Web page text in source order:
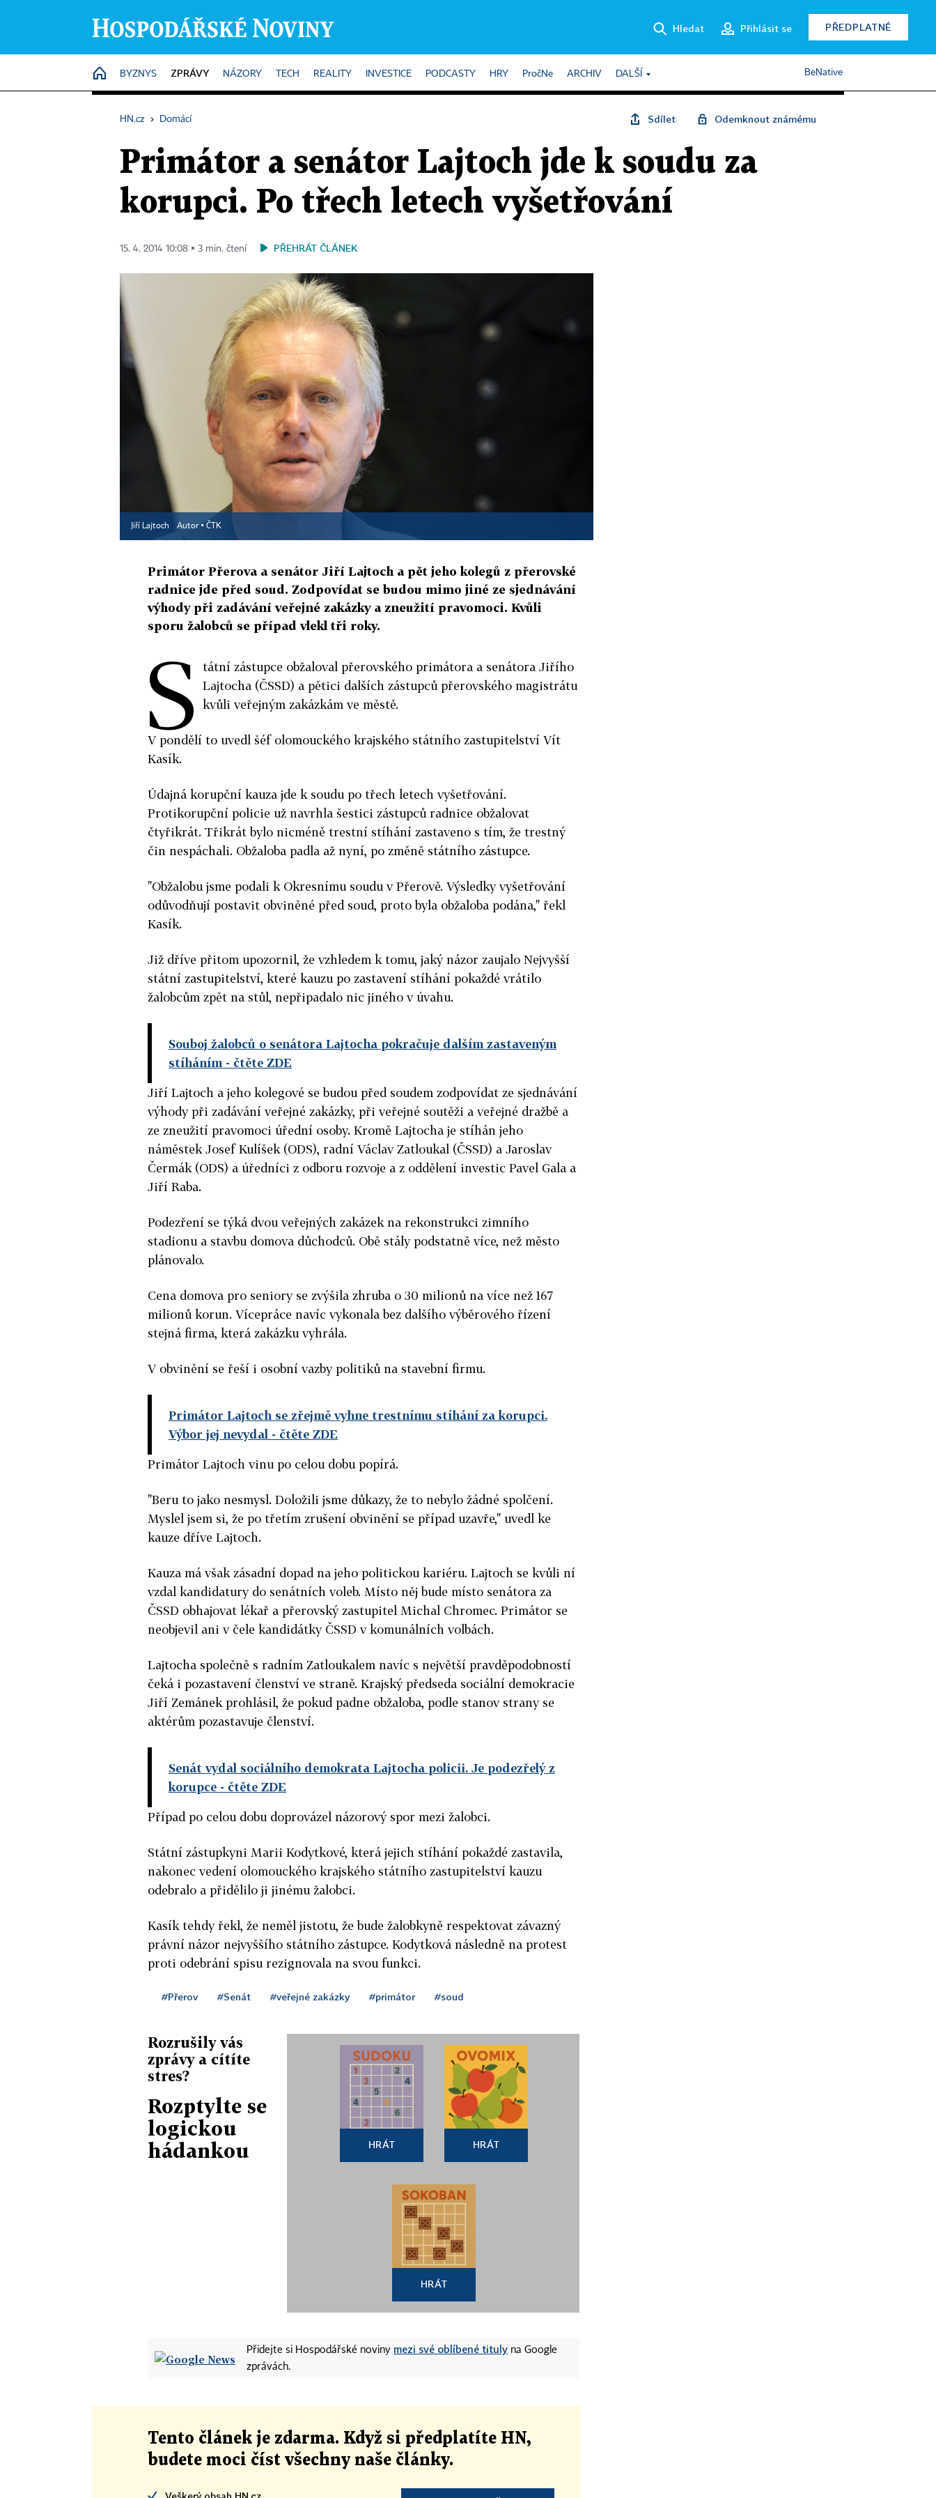
Hledat Přihlásit se PŘEDPLATNÉ
HOME
BYZNYS ZPRÁVY NÁZORY TECH REALITY INVESTICE PODCASTY HRY PročNe ARCHIV DALŠÍ BeNative
HN.cz › Domácí Sdílet Odemknout známému
Primátor a senátor Lajtoch jde k soudu za
korupci. Po třech letech vyšetřování
15. 4. 2014 10:08 ▪ 3 min. čtení PŘEHRÁT ČLÁNEK
Jiří Lajtoch Autor ▪ ČTK
Primátor Přerova a senátor Jiří Lajtoch a pět jeho kolegů z přerovské
radnice jde před soud. Zodpovídat se budou mimo jiné ze sjednávání
výhody při zadávání veřejné zakázky a zneužití pravomoci. Kvůli
sporu žalobců se případ vlekl tři roky.
S
tátní zástupce obžaloval přerovského primátora a senátora Jiřího
Lajtocha (ČSSD) a pětici dalších zástupců přerovského magistrátu
kvůli veřejným zakázkám ve městě.
V pondělí to uvedl šéf olomouckého krajského státního zastupitelství Vít
Kasík.
Údajná korupční kauza jde k soudu po třech letech vyšetřování.
Protikorupční policie už navrhla šestici zástupců radnice obžalovat
čtyřikrát. Třikrát bylo nicméně trestní stíhání zastaveno s tím, že trestný
čin nespáchali. Obžaloba padla až nyní, po změně státního zástupce.
"Obžalobu jsme podali k Okresnímu soudu v Přerově. Výsledky vyšetřování
odůvodňují postavit obviněné před soud, proto byla obžaloba podána," řekl
Kasík.
Již dříve přitom upozornil, že vzhledem k tomu, jaký názor zaujalo Nejvyšší
státní zastupitelství, které kauzu po zastavení stíhání pokaždé vrátilo
žalobcům zpět na stůl, nepřipadalo nic jiného v úvahu.
Souboj žalobců o senátora Lajtocha pokračuje dalším zastaveným
stíháním - čtěte ZDE
Jiří Lajtoch a jeho kolegové se budou před soudem zodpovídat ze sjednávání
výhody při zadávání veřejné zakázky, při veřejné soutěži a veřejné dražbě a
ze zneužití pravomoci úřední osoby. Kromě Lajtocha je stíhán jeho
náměstek Josef Kulíšek (ODS), radní Václav Zatloukal (ČSSD) a Jaroslav
Čermák (ODS) a úředníci z odboru rozvoje a z oddělení investic Pavel Gala a
Jiří Raba.
Podezření se týká dvou veřejných zakázek na rekonstrukci zimního
stadionu a stavbu domova důchodců. Obě stály podstatně více, než město
plánovalo.
Cena domova pro seniory se zvýšila zhruba o 30 milionů na více než 167
milionů korun. Vícepráce navíc vykonala bez dalšího výběrového řízení
stejná firma, která zakázku vyhrála.
V obvinění se řeší i osobní vazby politiků na stavební firmu.
Primátor Lajtoch se zřejmě vyhne trestnímu stíhání za korupci.
Výbor jej nevydal - čtěte ZDE
Primátor Lajtoch vinu po celou dobu popírá.
"Beru to jako nesmysl. Doložili jsme důkazy, že to nebylo žádné spolčení.
Myslel jsem si, že po třetím zrušení obvinění se případ uzavře," uvedl ke
kauze dříve Lajtoch.
Kauza má však zásadní dopad na jeho politickou kariéru. Lajtoch se kvůli ní
vzdal kandidatury do senátních voleb. Místo něj bude místo senátora za
ČSSD obhajovat lékař a přerovský zastupitel Michal Chromec. Primátor se
neobjevil ani v čele kandidátky ČSSD v komunálních volbách.
Lajtocha společně s radním Zatloukalem navíc s největší pravděpodobností
čeká i pozastavení členství ve straně. Krajský předseda sociální demokracie
Jiří Zemánek prohlásil, že pokud padne obžaloba, podle stanov strany se
aktérům pozastavuje členství.
Senát vydal sociálního demokrata Lajtocha policii. Je podezřelý z
korupce - čtěte ZDE
Případ po celou dobu doprovázel názorový spor mezi žalobci.
Státní zástupkyni Marii Kodytkové, která jejich stíhání pokaždé zastavila,
nakonec vedení olomouckého krajského státního zastupitelství kauzu
odebralo a přidělilo ji jinému žalobci.
Kasík tehdy řekl, že neměl jistotu, že bude žalobkyně respektovat závazný
právní názor nejvyššího státního zástupce. Kodytková následně na protest
proti odebrání spisu rezignovala na svou funkci.
#Přerov #Senát #veřejné zakázky #primátor #soud
Rozrušily vás
zprávy a cítíte
stres?
Rozptylte se
logickou
hádankou
HRÁT HRÁT
HRÁT
Přidejte si Hospodářské noviny mezi své oblíbené tituly na Google
zprávách.
Tento článek je zdarma. Když si předplatíte HN,
budete moci číst všechny naše články.
Veškerý obsah HN.cz